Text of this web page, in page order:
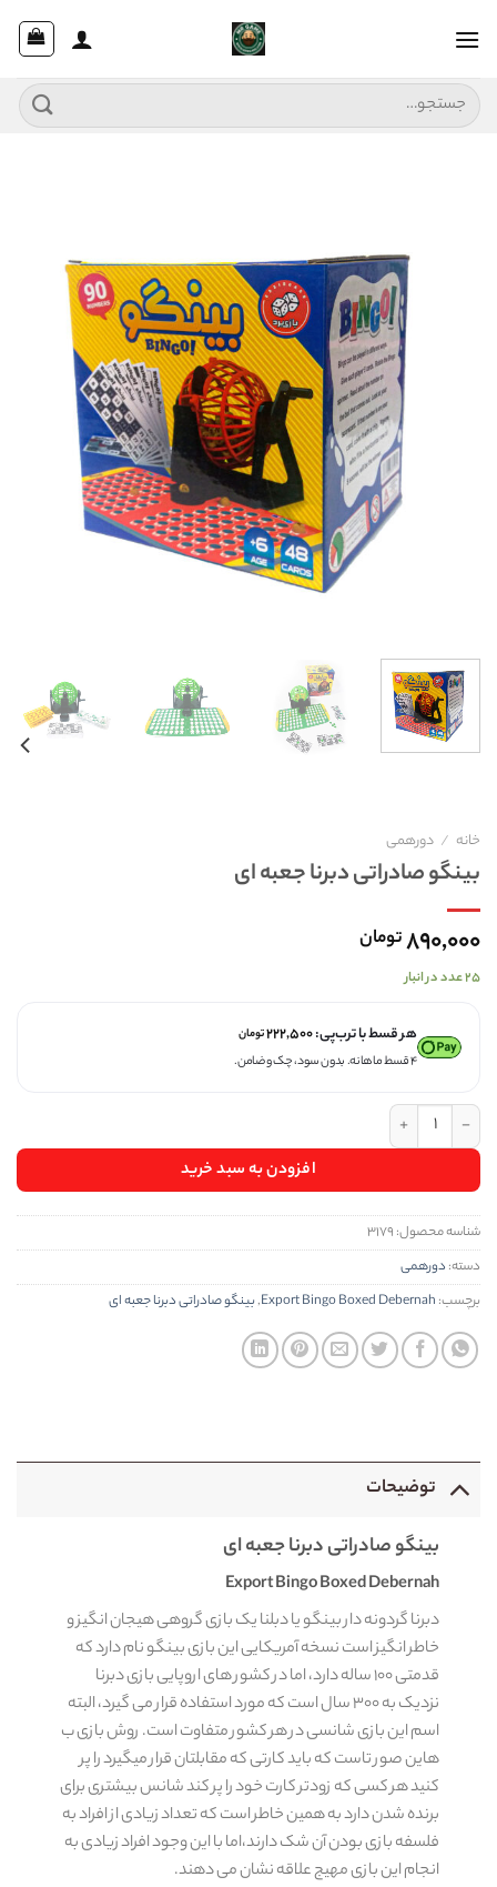
جستجو
برای:
خانه / دورهمی
بینگو صادراتی دبرنا جعبه ای
۸۹۰,۰۰۰تومان
۲۵ عدد در انبار
هر قسط با ترب‌پی:۲۲۲,۵۰۰تومان
۴ قسط ماهانه. بدون سود، چک و ضامن.
بینگو صادراتی دبرنا جعبه ای عدد
افزودن به سبد خرید
شناسه محصول: ۳۱۷۹
دسته: دورهمی
برچسب: Export Bingo Boxed Debernah
,بینگو صادراتی دبرنا جعبه ای
توضیحات
بینگو صادراتی دبرنا جعبه ای
Export Bingo Boxed Debernah
دبرنا گردونه دار بینگو یا دبلنا یک بازی گروهی هیجان انگیز و
خاطر انگیز است نسخه آمریکایی این بازی بینگو نام دارد که
قدمتی ۱۰۰ ساله دارد، اما در کشور های اروپایی بازی دبرنا
نزدیک به ۳۰۰ سال است که مورد استفاده قرار می گیرد، البته
اسم این بازی شانسی در هر کشور متفاوت است. روش بازی ب
هاین صور تاست که باید کارتی که مقابلتان قرار میگیرد را پر
کنید هر کسی که زودتر کارت خود را پر کند شانس بیشتری برای
برنده شدن دارد به همین خاطر است که تعداد زیادی از افراد به
فلسفه بازی بودن آن شک دارند،اما با این وجود افراد زیادی به
انجام این بازی مهیج علاقه نشان می دهند.